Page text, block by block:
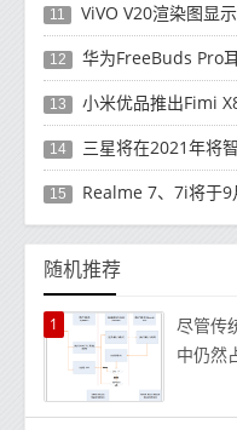
11 ViVO V20渲染图显示
12 华为FreeBuds Pro
13 小米优品推出Fimi
14 三星将在2021年将
15 Realme 7、7i将于9月17
随机推荐
1
尽管传
中仍然